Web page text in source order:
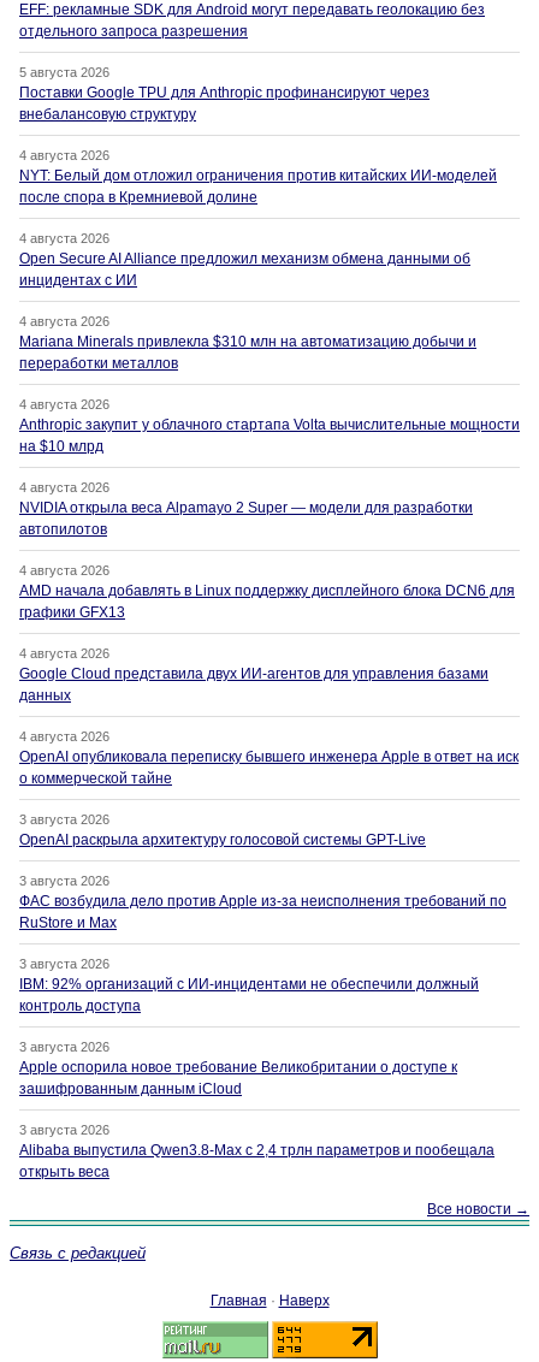
EFF: рекламные SDK для Android могут передавать геолокацию без
отдельного запроса разрешения
5 августа 2026
Поставки Google TPU для Anthropic профинансируют через
внебалансовую структуру
4 августа 2026
NYT: Белый дом отложил ограничения против китайских ИИ-моделей
после спора в Кремниевой долине
4 августа 2026
Open Secure AI Alliance предложил механизм обмена данными об
инцидентах с ИИ
4 августа 2026
Mariana Minerals привлекла $310 млн на автоматизацию добычи и
переработки металлов
4 августа 2026
Anthropic закупит у облачного стартапа Volta вычислительные мощности
на $10 млрд
4 августа 2026
NVIDIA открыла веса Alpamayo 2 Super — модели для разработки
автопилотов
4 августа 2026
AMD начала добавлять в Linux поддержку дисплейного блока DCN6 для
графики GFX13
4 августа 2026
Google Cloud представила двух ИИ-агентов для управления базами
данных
4 августа 2026
OpenAI опубликовала переписку бывшего инженера Apple в ответ на иск
о коммерческой тайне
3 августа 2026
OpenAI раскрыла архитектуру голосовой системы GPT-Live
3 августа 2026
ФАС возбудила дело против Apple из-за неисполнения требований по
RuStore и Max
3 августа 2026
IBM: 92% организаций с ИИ-инцидентами не обеспечили должный
контроль доступа
3 августа 2026
Apple оспорила новое требование Великобритании о доступе к
зашифрованным данным iCloud
3 августа 2026
Alibaba выпустила Qwen3.8-Max с 2,4 трлн параметров и пообещала
открыть веса
Все новости →
Связь с редакцией
Главная · Наверх